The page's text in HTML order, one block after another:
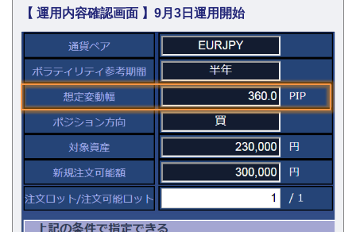
【 運用内容確認画面 】9月3日運用開始